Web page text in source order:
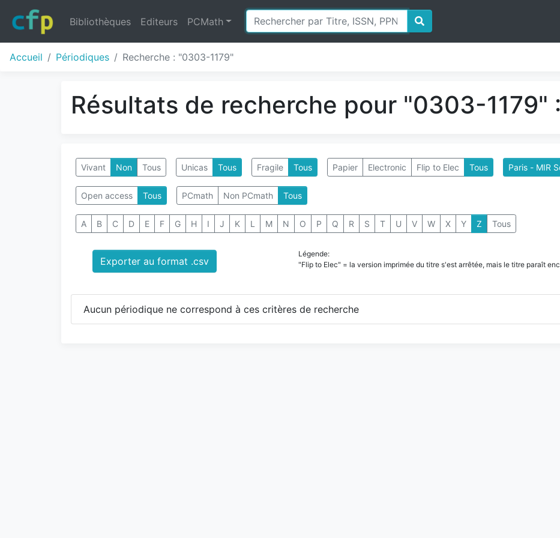
Bibliothèques Editeurs PCMath
Accueil Périodiques Recherche : "0303-1179"
Résultats de recherche pour "0303-1179"
Vivant Non Tous Unicas Tous Fragile Tous Papier Electronic Flip to Elec Tous Paris - MIR
Open access Tous PCmath Non PCmath Tous
A B C D E F G H I J K L M N O P Q R S T U V W X Y Z Tous
Exporter au format .csv
Légende:
"Flip to Elec" = la version imprimée du titre s'est arrêtée, mais le titre paraît
Aucun périodique ne correspond à ces critères de recherche